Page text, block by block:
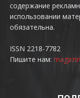
содержание
использовании
обязательна.
ISSN 2218-7782
Пишите нам: